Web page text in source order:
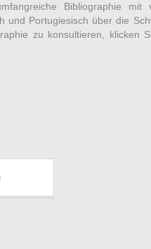
Bibliographie mit
und Portugiesisch über die
zu konsultieren, klicken